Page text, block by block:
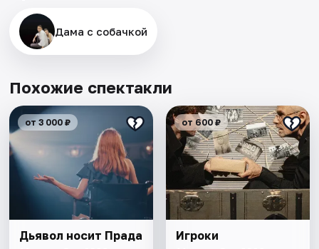
Дама с собачкой
Похожие спектакли
от 3 000 ₽
Дьявол носит Прада
от 600 ₽
Игроки